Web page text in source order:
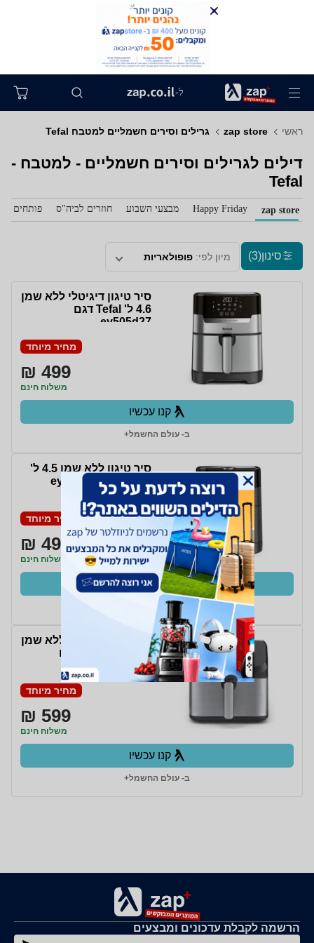
ל-
ראשי zap store גרילים וסירים חשמליים למטבח Tefal
דילים לגרילים וסירים חשמליים - למטבח -
Tefal
zap store
Happy Friday מבצעי השבוע חוזרים לביה"ס פותחים
סינון(3) מיון לפי: פופולאריות
סיר טיגון דיגיטלי ללא שמן
4.6 ל' Tefal דגם
ey505d27
מחיר מיוחד
499 ₪
משלוח חינם
קנו עכשיו
ב- עולם החשמל+
סיר טיגון ללא שמן 4.5 ל'
מחיר מיוחד
499 ₪
משלוח חינם
קנו עכשיו
ב- עולם החשמל+
סיר טיגון דיגיטלי ללא שמן
7.5 ליטר Tefal דגם
EY855D10
מחיר מיוחד
599 ₪
משלוח חינם
קנו עכשיו
ב- עולם החשמל+
הרשמה לקבלת עדכונים ומבצעים